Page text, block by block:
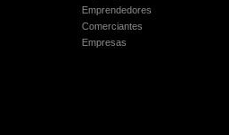
Emprendedores
Comerciantes
Empresas